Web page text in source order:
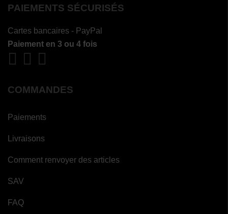
PAIEMENTS SÉCURISÉS
Cartes bancaires - PayPal
Paiement en 3 ou 4 fois
COMMANDES
Paiements
Livraisons
Comment renvoyer des articles
SAV
FAQ